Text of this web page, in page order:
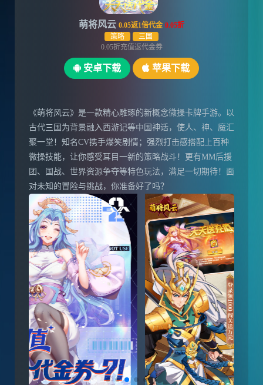
萌将风云 0.05返1倍代金 0.05折
策略
三国
0.05折充值返代金券
安卓下载 苹果下载
《萌将风云》是一款精心雕琢的新概念微操卡牌手游。以
古代三国为背景融入西游记等中国神话，使人、神、魔汇
聚一堂！知名CV携手爆笑剧情；强烈打击感搭配上百种
微操技能，让你感受耳目一新的策略战斗！更有MM后援
团、国战、世界资源争夺等特色玩法，满足一切期待！面
对未知的冒险与挑战，你准备好了吗？